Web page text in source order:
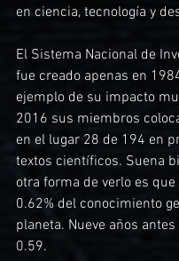
en ciencia, tecnología y
El Sistema Nacional de
fue creado apenas en
ejemplo de su impacto
2016 sus miembros
en el lugar 28 de 194 en
textos científicos. Suena
otra forma de verlo es
0.62% del conocimiento
planeta. Nueve años
0.59.